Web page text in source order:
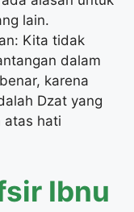
lain.
Kita tidak
dalam
karena
Dzat yang
atas hati
Ibnu